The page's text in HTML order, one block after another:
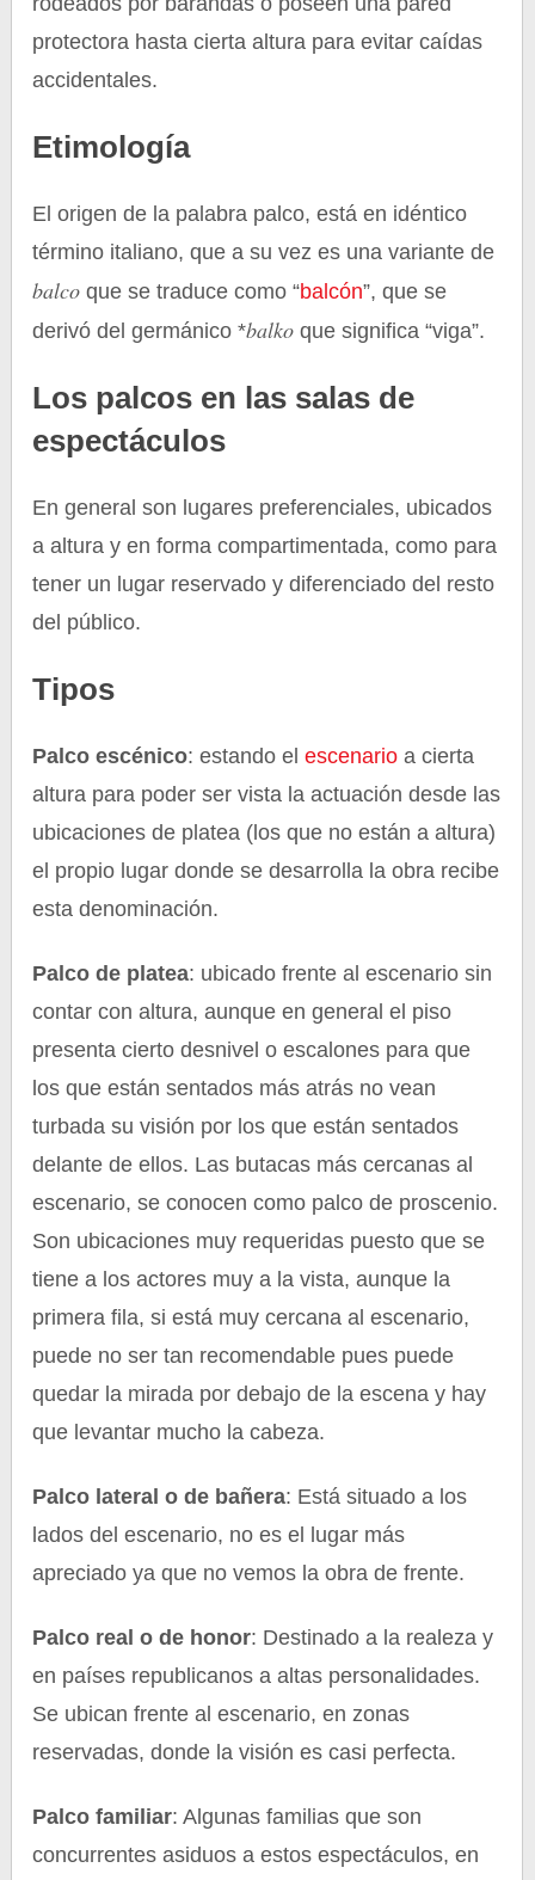
protectora hasta cierta altura para evitar caídas
accidentales.
Etimología
El origen de la palabra palco, está en idéntico
término italiano, que a su vez es una variante de
balcoque se traduce como “balcón”, que se
derivó del germánico *balko que significa “viga”.
Los palcos en las salas de
espectáculos
En general son lugares preferenciales, ubicados
a altura y en forma compartimentada, como para
tener un lugar reservado y diferenciado del resto
del público.
Tipos
Palco escénico: estando elescenario a cierta
altura para poder ser vista la actuación desde las
ubicaciones de platea (los que no están a altura)
el propio lugar donde se desarrolla la obra recibe
esta denominación.
Palco de platea: ubicado frente al escenario sin
contar con altura, aunque en general el piso
presenta cierto desnivel o escalones para que
los que están sentados más atrás no vean
turbada su visión por los que están sentados
delante de ellos. Las butacas más cercanas al
escenario, se conocen como palco de proscenio.
Son ubicaciones muy requeridas puesto que se
tiene a los actores muy a la vista, aunque la
primera fila, si está muy cercana al escenario,
puede no ser tan recomendable pues puede
quedar la mirada por debajo de la escena y hay
que levantar mucho la cabeza.
Palco lateral o de bañera: Está situado a los
lados del escenario, no es el lugar más
apreciado ya que no vemos la obra de frente.
Palco real o de honor: Destinado a la realeza y
en países republicanos a altas personalidades.
Se ubican frente al escenario, en zonas
reservadas, donde la visión es casi perfecta.
Palco familiar: Algunas familias que son
concurrentes asiduos a estos espectáculos, en